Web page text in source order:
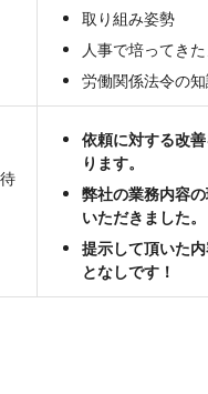
取り組み
人事で培ってき
労働関係
依頼に対する改
ります。
弊社の業務内容
いただきました。
提示して頂いた
となしです！